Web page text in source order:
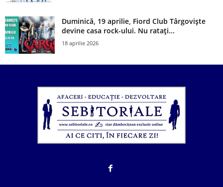
Duminică, 19 aprilie, Fiord Club Târgoviște
devine casa rock-ului. Nu ratați...
18 aprilie 2026